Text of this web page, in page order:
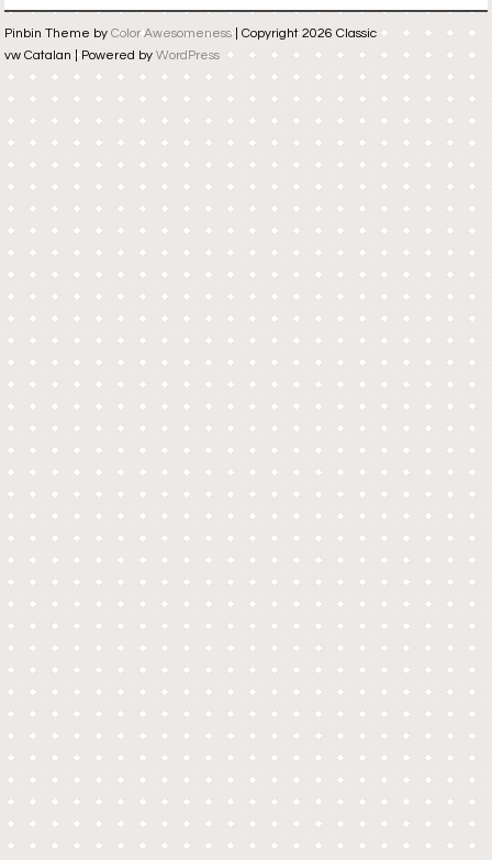
Pinbin Theme by Color Awesomeness| Copyright 2026 Classic
vw Catalan | Powered by WordPress